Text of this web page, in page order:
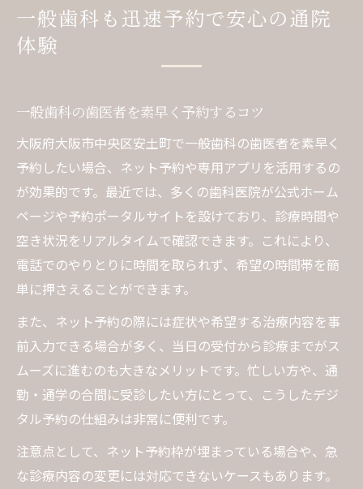
一般歯科も迅速予約で安心の通院
体験
一般歯科の歯医者を素早く予約するコツ
大阪府大阪市中央区安土町で一般歯科の歯医者を素早く
予約したい場合、ネット予約や専用アプリを活用するの
が効果的です。最近では、多くの歯科医院が公式ホーム
ページや予約ポータルサイトを設けており、診療時間や
空き状況をリアルタイムで確認できます。これにより、
電話でのやりとりに時間を取られず、希望の時間帯を簡
単に押さえることができます。
また、ネット予約の際には症状や希望する治療内容を事
前入力できる場合が多く、当日の受付から診療までがス
ムーズに進むのも大きなメリットです。忙しい方や、通
勤・通学の合間に受診したい方にとって、こうしたデジ
タル予約の仕組みは非常に便利です。
注意点として、ネット予約枠が埋まっている場合や、急
な診療内容の変更には対応できないケースもあります。